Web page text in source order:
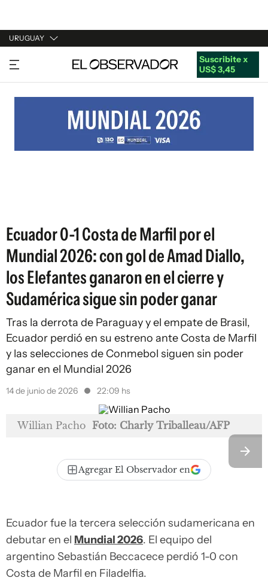
URUGUAY
URUGUAY
ARGENTINA
ESTADOS UNIDOS
Suscribite x
US$ 3,45
Ecuador 0-1 Costa de Marfil por el
Mundial 2026: con gol de Amad Diallo,
los Elefantes ganaron en el cierre y
Sudamérica sigue sin poder ganar
Tras la derrota de Paraguay y el empate de Brasil,
Ecuador perdió en su estreno ante Costa de Marfil
y las selecciones de Conmebol siguen sin poder
ganar en el Mundial 2026
14 de junio de 2026 22:09 hs
Willian Pacho Foto: Charly Triballeau/AFP
Agregar El Observador en
Ecuador fue la tercera selección sudamericana en
debutar en el Mundial 2026. El equipo del
argentino Sebastián Beccacece perdió 1-0 con
Costa de Marfil en Filadelfia.